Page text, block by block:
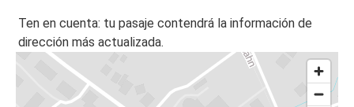
Ten en cuenta: tu pasaje contendrá la información de
dirección más actualizada.